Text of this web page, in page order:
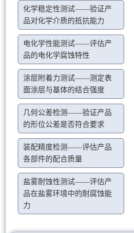
化学稳定性测试——验证产
品对化学介质的抵抗能力
电化学性能测试——评估产
品的电化学腐蚀特性
涂层附着力测试——测定表
面涂层与基体的结合强度
几何公差检测——验证产品
的形位公差是否符合要求
装配精度检测——评估产品
各部件的配合质量
盐雾耐蚀性测试——评估产
品在盐雾环境中的耐腐蚀能
力